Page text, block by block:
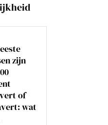
zijn
of
wat